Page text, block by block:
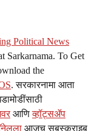
Political News
Sarkarnama. To Get
the
. सरकारनामा आता
आणिव्हॉट्सॲप
आजच सबस्क्राइब